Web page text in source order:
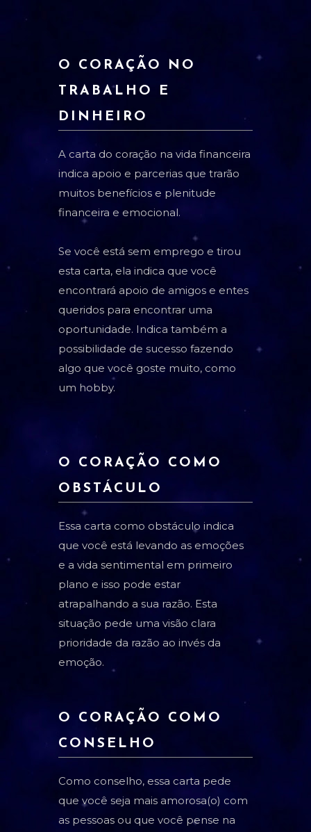
O CORAÇÃO NO
TRABALHO E
DINHEIRO
A carta do coração na vida financeira
indica apoio e parcerias que trarão
muitos benefícios e plenitude
financeira e emocional.
Se você está sem emprego e tirou
esta carta, ela indica que você
encontrará apoio de amigos e entes
queridos para encontrar uma
oportunidade. Indica também a
possibilidade de sucesso fazendo
algo que você goste muito, como
um hobby.
O CORAÇÃO COMO
OBSTÁCULO
Essa carta como obstáculo indica
que você está levando as emoções
e a vida sentimental em primeiro
plano e isso pode estar
atrapalhando a sua razão. Esta
situação pede uma visão clara
prioridade da razão ao invés da
emoção.
O CORAÇÃO COMO
CONSELHO
Como conselho, essa carta pede
que você seja mais amorosa(o) com
as pessoas ou que você pense na